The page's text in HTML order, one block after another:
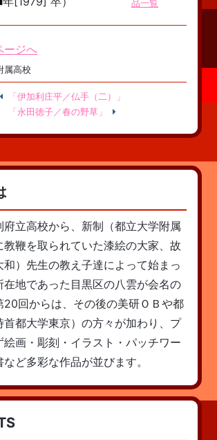
品一覧
ージへ
属高校
「伊加利庄平／仏手（二）」
「永田徳子／春の野草」
府立高校から、新制（都立大学附属
教鞭を取られていた漆絵の大家、故
和）先生の教え子達によって始まっ
在地であった目黒区の八雲が会名の
20回からは、その後の美研ＯＢや都
首都大学東京）の方々が加わり、プ
絵画・彫刻・イラスト・パッチワー
ど多彩な作品が並びます。